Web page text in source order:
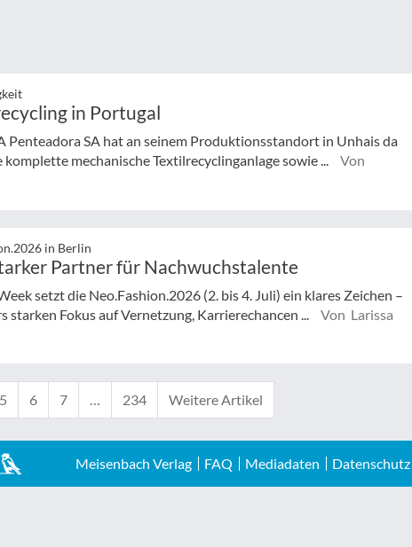
in Portugal
Penteadora SA hat an seinem Produktionsstandort in Unhais da
komplette mechanische Textilrecyclinganlage sowie ...
Von
in Berlin
Partner für Nachwuchstalente
setzt die Neo.Fashion.2026 (2. bis 4. Juli) ein klares Zeichen –
starken Fokus auf Vernetzung, Karrierechancen ...
Von Larissa
5 6 7 … 234 Weitere Artikel
Meisenbach Verlag FAQ Mediadaten Datenschutz